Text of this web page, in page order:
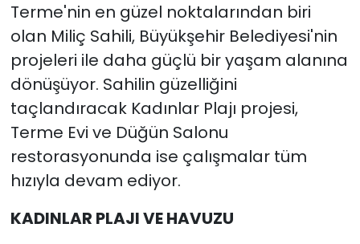
Terme'nin en güzel noktalarından biri
olan Miliç Sahili, Büyükşehir Belediyesi'nin
projeleri ile daha güçlü bir yaşam alanına
dönüşüyor. Sahilin güzelliğini
taçlandıracak Kadınlar Plajı projesi,
Terme Evi ve Düğün Salonu
restorasyonunda ise çalışmalar tüm
hızıyla devam ediyor.
KADINLAR PLAJI VE HAVUZU